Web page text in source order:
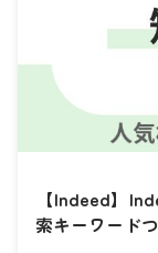
【Indeed】
索キーワードつ